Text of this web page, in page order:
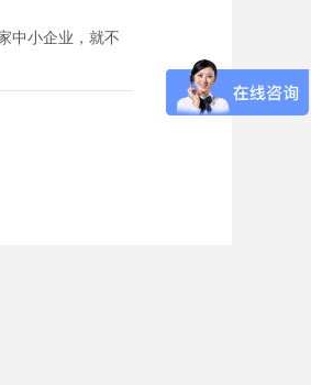
中小企业，就不